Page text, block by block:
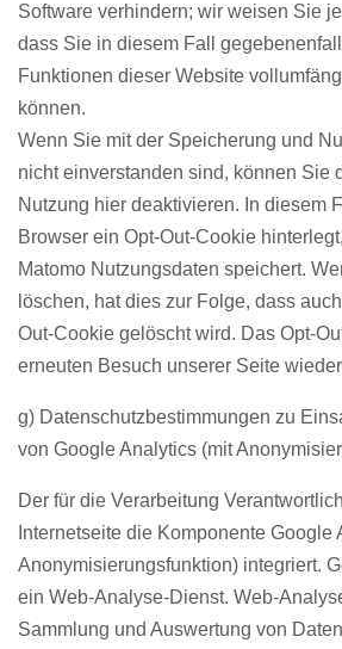
Software verhindern; wir weisen Sie
dass Sie in diesem Fall
Funktionen dieser Website
können.
Wenn Sie mit der Speicherung und
nicht einverstanden sind, können Sie
Nutzung hier deaktivieren. In diesem
Browser ein Opt-Out-Cookie
Matomo Nutzungsdaten speichert.
löschen, hat dies zur Folge, dass
Out-Cookie gelöscht wird. Das Opt-
erneuten Besuch unserer Seite
g) Datenschutzbestimmungen zu
von Google Analytics (mit
Der für die Verarbeitung
Internetseite die Komponente Google
Anonymisierungsfunktion) integriert.
ein Web-Analyse-Dienst. Web-
Sammlung und Auswertung von